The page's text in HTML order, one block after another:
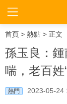
首頁 > 熱點 > 正文
孫玉良：
喘，老百姓
熱門 2023-05-24